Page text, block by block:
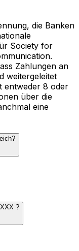
die Banken
Society for
Zahlungen an
weitergeleitet
entweder 8 oder
über die
eine
?